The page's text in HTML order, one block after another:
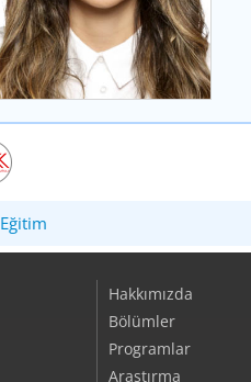
Eğitim
Hakkımızda
Bölümler
Programlar
Araştırma